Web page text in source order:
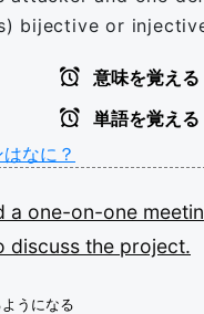
bijective or
意味を覚える
単語を覚える
なに？
a one-on-one
discuss the project.
うになる